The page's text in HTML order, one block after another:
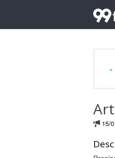
«
15/